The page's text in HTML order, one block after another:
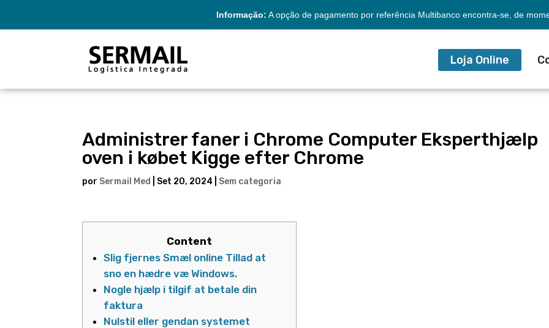
Informação: A opção de pagamento por referência Multibanco encontra-se, de
Loja Online
Administrer faner i Chrome Computer Eksperthjælp
oven i købet Kigge efter Chrome
por Sermail Med Set 20, 2024 Sem categoria
Content
Slig fjernes Smæl online Tillad at
sno en hædre væ Windows.
Nogle hjælp i tilgif at betale din
faktura
Nulstil eller gendan systemet